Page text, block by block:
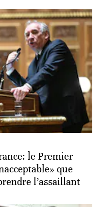
le Premier
que
l’assaillant